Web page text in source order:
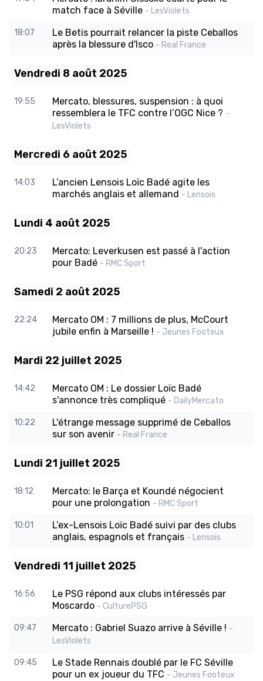
match face à Séville - LesViolets
18:07
Le Betis pourrait relancer la piste Ceballos
après la blessure d'Isco - Real France
Vendredi 8 août 2025
19:55
Mercato, blessures, suspension : à quoi
ressemblera le TFC contre l’OGC Nice ? -
LesViolets
Mercredi 6 août 2025
14:03
L’ancien Lensois Loïc Badé agite les
marchés anglais et allemand - Lensois
Lundi 4 août 2025
20:23
Mercato: Leverkusen est passé à l'action
pour Badé - RMC Sport
Samedi 2 août 2025
22:24
Mercato OM : 7 millions de plus, McCourt
jubile enfin à Marseille ! - Jeunes Footeux
Mardi 22 juillet 2025
14:42
Mercato OM : Le dossier Loïc Badé
s'annonce très compliqué - DailyMercato
10:22
L'étrange message supprimé de Ceballos
sur son avenir - Real France
Lundi 21 juillet 2025
18:12
Mercato: le Barça et Koundé négocient
pour une prolongation - RMC Sport
10:01
L’ex-Lensois Loïc Badé suivi par des clubs
anglais, espagnols et français - Lensois
Vendredi 11 juillet 2025
16:56
Le PSG répond aux clubs intéressés par
Moscardo - CulturePSG
09:47 Mercato : Gabriel Suazo arrive à Séville ! -
LesViolets
09:45
Le Stade Rennais doublé par le FC Séville
pour un ex joueur du TFC - Jeunes Footeux